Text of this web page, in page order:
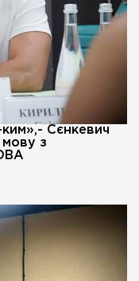
Сєнкевич
мову з